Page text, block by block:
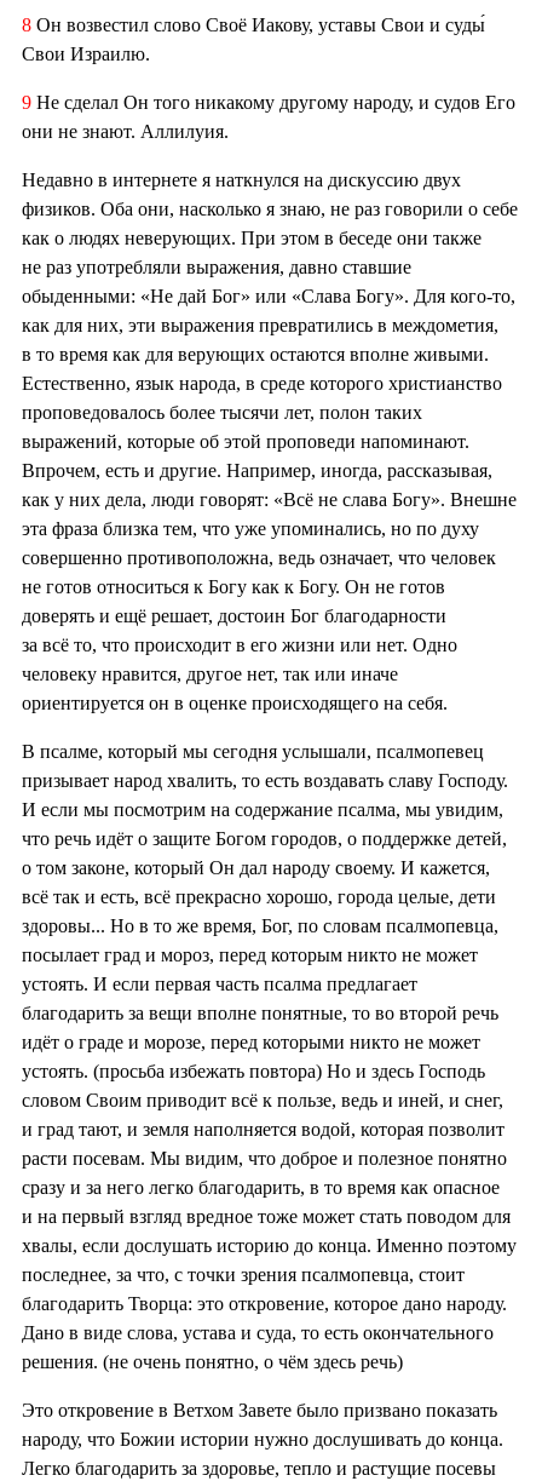
8 Он возвестил слово Своё Иакову, уставы Свои и суды́
Свои Израилю.
9 Не сделал Он того никакому другому народу, и судов Его
они не знают. Аллилуия.
Недавно в интернете я наткнулся на дискуссию двух
физиков. Оба они, насколько я знаю, не раз говорили о себе
как о людях неверующих. При этом в беседе они также
не раз употребляли выражения, давно ставшие
обыденными: «Не дай Бог» или «Слава Богу». Для кого-то,
как для них, эти выражения превратились в междометия,
в то время как для верующих остаются вполне живыми.
Естественно, язык народа, в среде которого христианство
проповедовалось более тысячи лет, полон таких
выражений, которые об этой проповеди напоминают.
Впрочем, есть и другие. Например, иногда, рассказывая,
как у них дела, люди говорят: «Всё не слава Богу». Внешне
эта фраза близка тем, что уже упоминались, но по духу
совершенно противоположна, ведь означает, что человек
не готов относиться к Богу как к Богу. Он не готов
доверять и ещё решает, достоин Бог благодарности
за всё то, что происходит в его жизни или нет. Одно
человеку нравится, другое нет, так или иначе
ориентируется он в оценке происходящего на себя.
В псалме, который мы сегодня услышали, псалмопевец
призывает народ хвалить, то есть воздавать славу Господу.
И если мы посмотрим на содержание псалма, мы увидим,
что речь идёт о защите Богом городов, о поддержке детей,
о том законе, который Он дал народу своему. И кажется,
всё так и есть, всё прекрасно хорошо, города целые, дети
здоровы... Но в то же время, Бог, по словам псалмопевца,
посылает град и мороз, перед которым никто не может
устоять. И если первая часть псалма предлагает
благодарить за вещи вполне понятные, то во второй речь
идёт о граде и морозе, перед которыми никто не может
устоять. (просьба избежать повтора) Но и здесь Господь
словом Своим приводит всё к пользе, ведь и иней, и снег,
и град тают, и земля наполняется водой, которая позволит
расти посевам. Мы видим, что доброе и полезное понятно
сразу и за него легко благодарить, в то время как опасное
и на первый взгляд вредное тоже может стать поводом для
хвалы, если дослушать историю до конца. Именно поэтому
последнее, за что, с точки зрения псалмопевца, стоит
благодарить Творца: это откровение, которое дано народу.
Дано в виде слова, устава и суда, то есть окончательного
решения. (не очень понятно, о чём здесь речь)
Это откровение в Ветхом Завете было призвано показать
народу, что Божии истории нужно дослушивать до конца.
Легко благодарить за здоровье, тепло и растущие посевы